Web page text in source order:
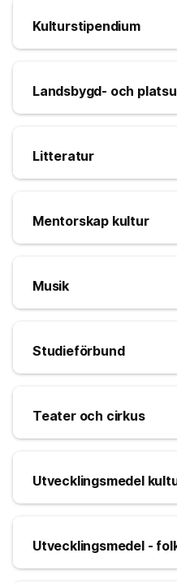
Kulturstipendium
Landsbygd- och
Litteratur
Mentorskap kultur
Musik
Studieförbund
Teater och cirkus
Utvecklingsmedel
Utvecklingsmedel -